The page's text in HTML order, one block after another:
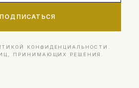
ПОДПИСАТЬСЯ
КОНФИДЕНЦИАЛЬНОСТИ.
ПРИНИМАЮЩИХ РЕШЕНИЯ.